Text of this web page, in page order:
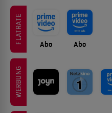
FLATRATE Abo Abo
WERBUNG